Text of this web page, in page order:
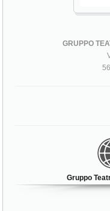
GRUPPO
Gruppo